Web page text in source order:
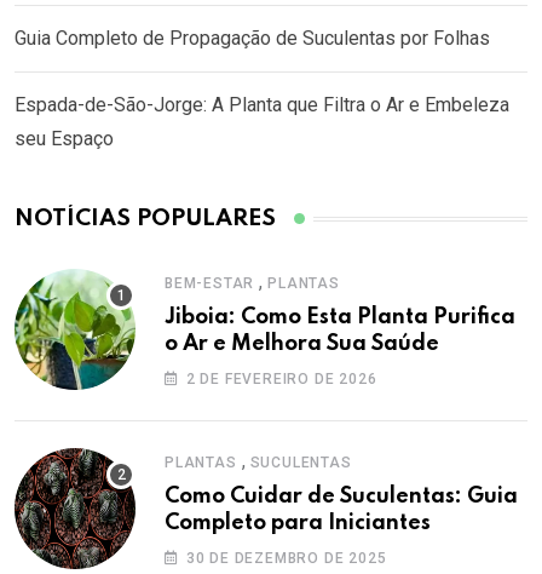
Guia Completo de Propagação de Suculentas por Folhas
Espada-de-São-Jorge: A Planta que Filtra o Ar e Embeleza
seu Espaço
NOTÍCIAS POPULARES
BEM-ESTAR ,PLANTAS
Jiboia: Como Esta Planta Purifica
o Ar e Melhora Sua Saúde
2 DE FEVEREIRO DE 2026
PLANTAS , SUCULENTAS
Como Cuidar de Suculentas: Guia
Completo para Iniciantes
30 DE DEZEMBRO DE 2025